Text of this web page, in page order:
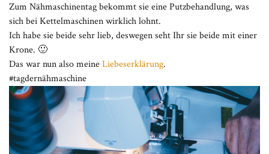
Zum Nähmaschinentag bekommt sie eine Putzbehandlung, was
sich bei Kettelmaschinen wirklich lohnt.
Ich habe sie beide sehr lieb, deswegen seht Ihr sie beide mit einer
Krone. 🙂
Das war nun also meineLiebeserklärung.
#tagdernähmaschine